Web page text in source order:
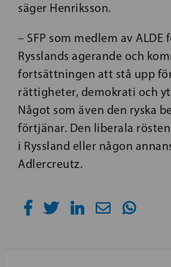
säger Henriksson.
– SFP som medlem av ALDE
Rysslands agerande och
fortsättningen att stå upp
rättigheter, demokrati och
Något som även den ryska
förtjänar. Den liberala
i Ryssland eller någon
Adlercreutz.